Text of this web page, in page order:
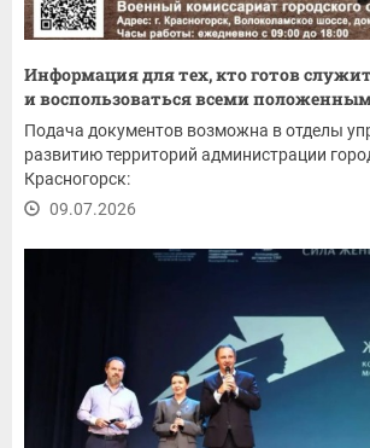
Информация для тех, кто готов
и воспользоваться всеми
Подача документов возможна в отделы
развитию территорий администрации
Красногорск:
09.07.2026